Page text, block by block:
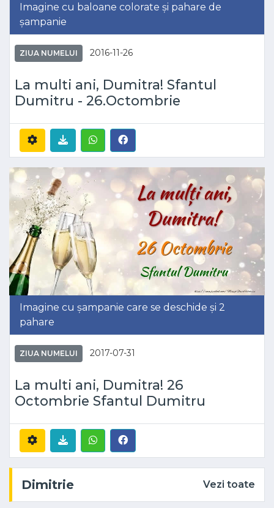
Imagine cu baloane colorate și pahare de
șampanie
ZIUA NUMELUI 2016-11-26
La multi ani, Dumitra! Sfantul
Dumitru - 26.Octombrie
Imagine cu șampanie care se deschide și 2
pahare
ZIUA NUMELUI 2017-07-31
La multi ani, Dumitra! 26
Octombrie Sfantul Dumitru
Dimitrie Vezi toate